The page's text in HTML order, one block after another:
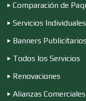
Contadores
Control de
Comparación de
Servicios Individuales
Banners
Todos los Servicios
Renovaciones
Alianzas Comerciales